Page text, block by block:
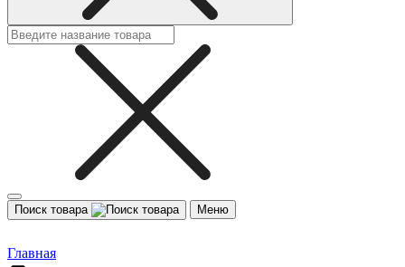
Поиск товара Меню
Главная